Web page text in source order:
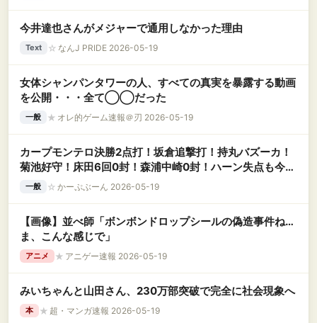
今井達也さんがメジャーで通用しなかった理由
Text ☆ なんJ PRIDE 2026-05-19
女体シャンパンタワーの人、すべての真実を暴露する動画
を公開・・・全て◯◯だった
一般 ★ オレ的ゲーム速報＠刃 2026-05-19
カープモンテロ決勝2点打！坂倉追撃打！持丸バズーカ！
菊池好守！床田6回0封！森浦中崎0封！ハーン失点も今季
初セーブ締め！【広島3-1DeNA/試合結果】
一般 ☆ かーぷぶーん 2026-05-19
【画像】並べ師「ボンボンドロップシールの偽造事件ね…
ま、こんな感じで」
アニメ ★ アニゲー速報 2026-05-19
みいちゃんと山田さん、230万部突破で完全に社会現象へ
本 ★ 超・マンガ速報 2026-05-19